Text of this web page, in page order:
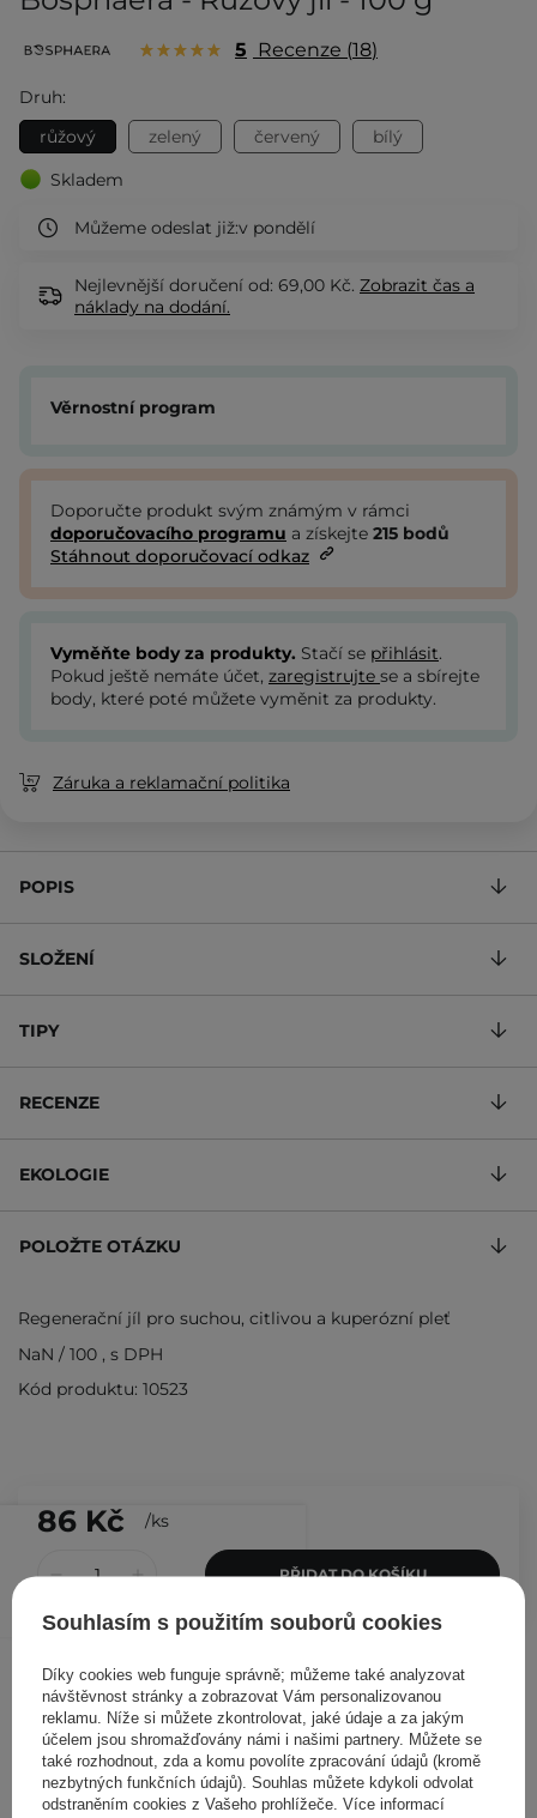
5 Recenze 18
Druh:
růžový
zelený červený
bílý
Skladem
Můžeme odeslat již:v pondělí
Nejlevnější doručení od: 69,00 Kč. Zobrazit čas a
náklady na dodání.
86 Kč /ks
PŘIDAT DO KOŠÍKU
Věrnostní program
Doporučte produkt svým známým v rámci
doporučovacího programu a získejte 215 bodů
Stáhnout doporučovací odkaz
Vyměňte body za produkty. Stačí se přihlásit.
Pokud ještě nemáte účet, zaregistrujte se a sbírejte
body, které poté můžete vyměnit za produkty.
Záruka a reklamační politika
POPIS
SLOŽENÍ
TIPY
RECENZE
EKOLOGIE
POLOŽTE OTÁZKU
Regenerační jíl pro suchou, citlivou a kuperózní pleť
NaN / 100 , s DPH
Kód produktu: 10523
Ostatní zákazníci si prohlédli
Souhlasím s použitím souborů cookies
Díky cookies web funguje správně; můžeme také analyzovat
návštěvnost stránky a zobrazovat Vám personalizovanou
reklamu. Níže si můžete zkontrolovat, jaké údaje a za jakým
účelem jsou shromažďovány námi i našimi partnery. Můžete se
také rozhodnout, zda a komu povolíte zpracování údajů (kromě
nezbytných funkčních údajů). Souhlas můžete kdykoli odvolat
odstraněním cookies z Vašeho prohlížeče. Více informací